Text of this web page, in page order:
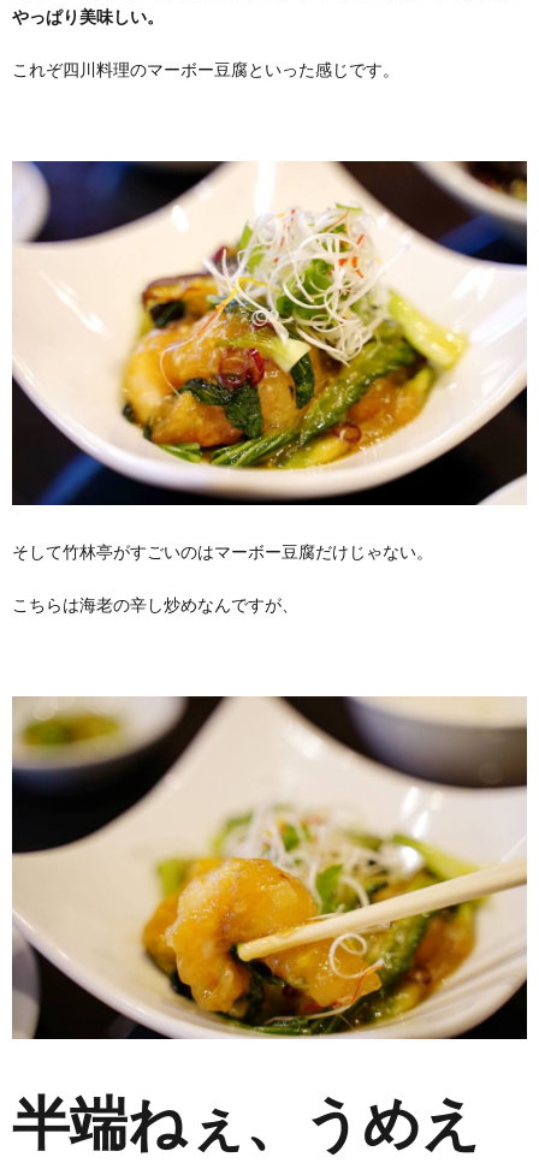
やっぱり美味しい。
これぞ四川料理のマーボー豆腐といった感じです。
そして竹林亭がすごいのはマーボー豆腐だけじゃない。
こちらは海老の辛し炒めなんですが、
半端ねぇ、うめえ